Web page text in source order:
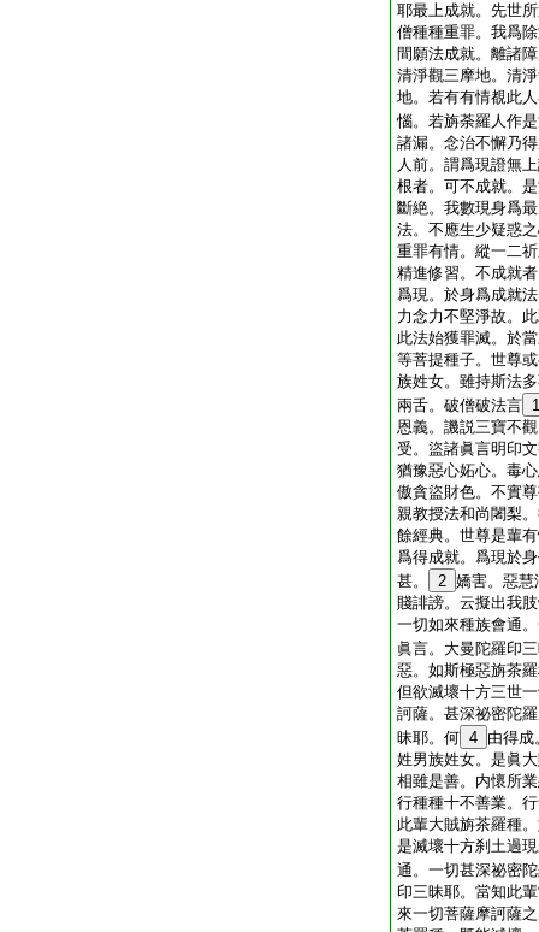
耶最上成就。先世
僧種種重罪。我爲
間願法成就。離諸
清淨觀三摩地。清
地。若有有情覩此
惱。若旃荼羅人作
諸漏。念治不懈乃
人前。謂爲現證無
根者。可不成就。
斷絶。我數現身爲
法。不應生少疑惑
重罪有情。縱一二
精進修習。不成就
爲現。於身爲成就
力念力不堅淨故。
此法始獲罪滅。於
等菩提種子。世尊
族姓女。雖持斯法
兩舌。破僧破法言 1
恩義。譏説三寶不
受。盜諸眞言明印
猶豫惡心妬心。毒
傲貪盜財色。不實
親教授法和尚闍梨
餘經典。世尊是輩
爲得成就。爲現於
甚。
2 嬌害。惡慧
賤誹謗。云擬出我
一切如來種族會通
眞言。大曼陀羅印
惡。如斯極惡旃茶
但欲滅壞十方三世
訶薩。甚深祕密陀
昧耶。何 4 由得成
姓男族姓女。是眞
相雖是善。内懷所
行種種十不善業。
此輩大賊旃茶羅種
是滅壞十方刹土過
通。一切甚深祕密
印三昧耶。當知此
來一切菩薩摩訶薩